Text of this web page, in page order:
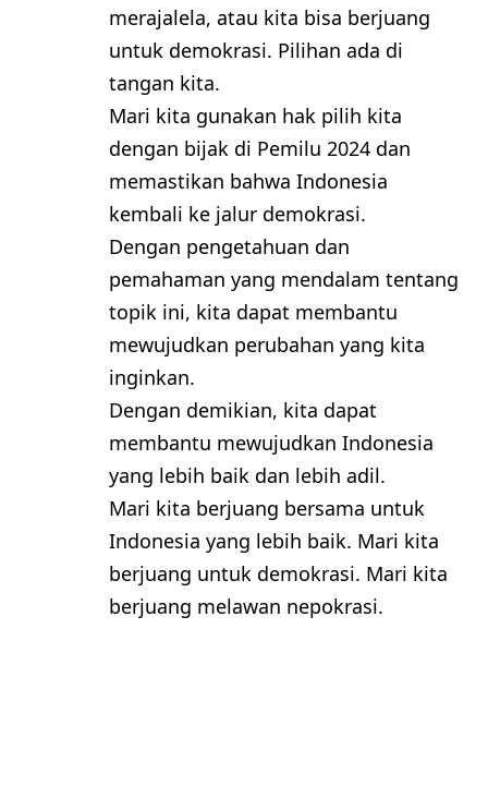
merajalela, atau kita bisa berjuang
untuk demokrasi. Pilihan ada di
tangan kita.
Mari kita gunakan hak pilih kita
dengan bijak di Pemilu 2024 dan
memastikan bahwa Indonesia
kembali ke jalur demokrasi.
Dengan pengetahuan dan
pemahaman yang mendalam tentang
topik ini, kita dapat membantu
mewujudkan perubahan yang kita
inginkan.
Dengan demikian, kita dapat
membantu mewujudkan Indonesia
yang lebih baik dan lebih adil.
Mari kita berjuang bersama untuk
Indonesia yang lebih baik. Mari kita
berjuang untuk demokrasi. Mari kita
berjuang melawan nepokrasi.